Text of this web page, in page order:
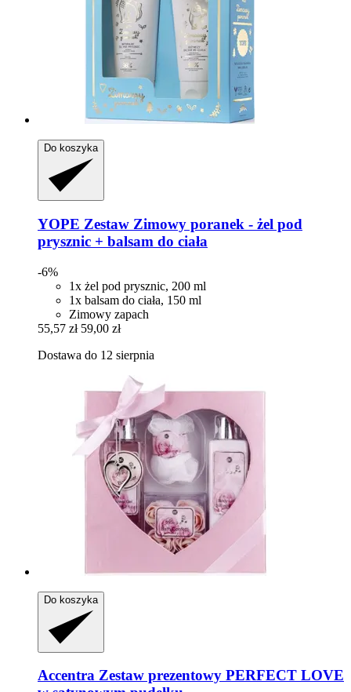
Do koszyka
YOPE Zestaw Zimowy poranek -​ żel pod
prysznic + balsam do ciała
-6%
1x żel pod prysznic, 200 ml
1x balsam do ciała, 150 ml
Zimowy zapach
55,57 zł 59,00 zł
Dostawa do 12 sierpnia
Do koszyka
Accentra Zestaw prezentowy PERFECT LOVE